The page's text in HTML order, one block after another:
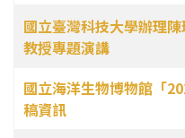
文章列表
國立臺灣科技大學辦理陳
教授專題演講
國立海洋生物博物館「
稿資訊